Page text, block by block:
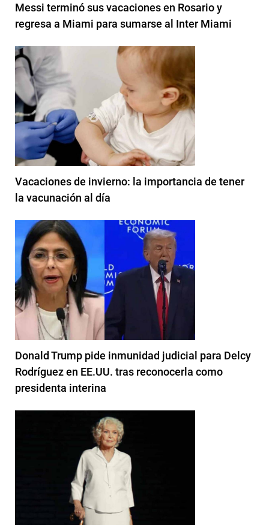
Messi terminó sus vacaciones en Rosario y
regresa a Miami para sumarse al Inter Miami
Vacaciones de invierno: la importancia de tener
la vacunación al día
Donald Trump pide inmunidad judicial para Delcy
Rodríguez en EE.UU. tras reconocerla como
presidenta interina